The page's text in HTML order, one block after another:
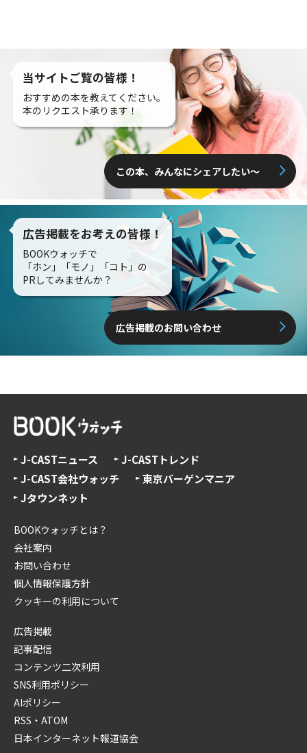
当サイトご覧の皆様！
おすすめの本を教えてください。
本のリクエスト承ります！
この本、みんなにシェアしたい〜
広告掲載をお考えの皆様！
BOOKウォッチで
「ホン」「モノ」「コト」の
PRしてみませんか？
広告掲載のお問い合わせ
J-CASTニュース
J-CASTトレンド
J-CAST会社ウォッチ
東京バーゲンマニア
Jタウンネット
BOOKウォッチとは？
会社案内
お問い合わせ
個人情報保護方針
クッキーの利用について
広告掲載
記事配信
コンテンツ二次利用
SNS利用ポリシー
AIポリシー
RSS・ATOM
日本インターネット報道協会